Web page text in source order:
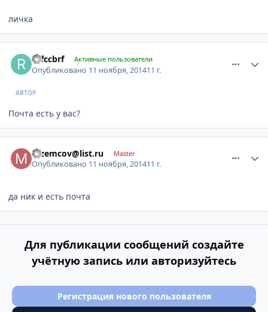
личка
rkfccbrf Активные пользователи
Опубликовано 11 ноября, 201411 г.
АВТОР
Почта есть у вас?
mzemcov@list.ru Master
Опубликовано 11 ноября, 201411 г.
да ник и есть почта
Для публикации сообщений создайте
учётную запись или авторизуйтесь
Регистрация нового пользователя